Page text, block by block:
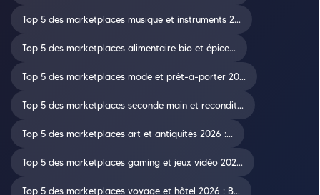
Top 5 des marketplaces musique et instruments 2...
Top 5 des marketplaces alimentaire bio et épice...
Top 5 des marketplaces mode et prêt-à-porter 20...
Top 5 des marketplaces seconde main et recondit...
Top 5 des marketplaces art et antiquités 2026 :...
Top 5 des marketplaces gaming et jeux vidéo 202...
Top 5 des marketplaces voyage et hôtel 2026 : B...